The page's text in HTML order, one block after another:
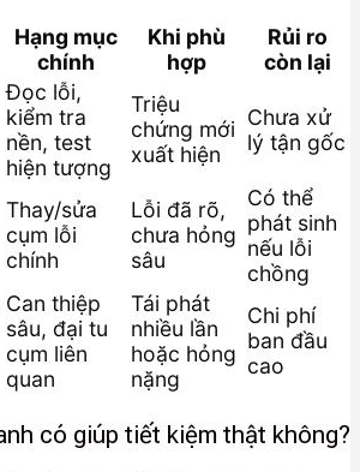
Hạng mục
chính
Khi phù
hợp
Rủi ro
còn lại
Đọc lỗi,
kiểm tra
nền, test
hiện tượng
Triệu
chứng mới
xuất hiện
Chưa xử
lý tận gốc
Thay/sửa
cụm lỗi
chính
Lỗi đã rõ,
chưa hỏng
sâu
Có thể
phát sinh
nếu lỗi
chồng
Can thiệp
sâu, đại tu
cụm liên
quan
Tái phát
nhiều lần
hoặc hỏng
nặng
Chi phí
ban đầu
cao
có giúp tiết kiệm thật không?